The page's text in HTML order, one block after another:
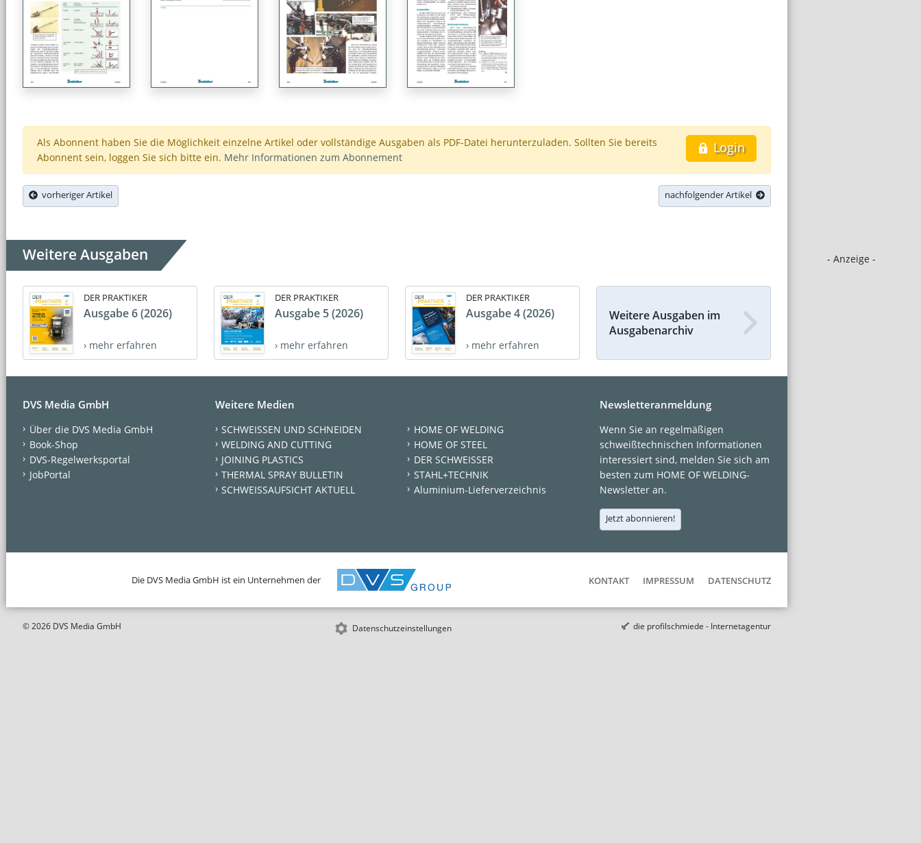
- Anzeige -
Login
Als Abonnent haben Sie die Möglichkeit einzelne Artikel oder vollständige Ausgaben als PDF-Datei herunterzuladen. Sollten Sie bereits
Abonnent sein, loggen Sie sich bitte ein. Mehr Informationen zum Abonnement
vorheriger Artikel nachfolgender Artikel
Weitere Ausgaben
DER PRAKTIKER
Ausgabe 6 (2026)
› mehr erfahren
DER PRAKTIKER
Ausgabe 5 (2026)
› mehr erfahren
DER PRAKTIKER
Ausgabe 4 (2026)
› mehr erfahren
Weitere Ausgaben im
Ausgabenarchiv
DVS Media GmbH
Über die DVS Media GmbH
Book-Shop
DVS-Regelwerksportal
JobPortal
Weitere Medien
SCHWEISSEN UND SCHNEIDEN
WELDING AND CUTTING
JOINING PLASTICS
THERMAL SPRAY BULLETIN
SCHWEISSAUFSICHT AKTUELL
HOME OF WELDING
HOME OF STEEL
DER SCHWEISSER
STAHL+TECHNIK
Aluminium-Lieferverzeichnis
Newsletteranmeldung
Wenn Sie an regelmäßigen
schweißtechnischen Informationen
interessiert sind, melden Sie sich am
besten zum HOME OF WELDING-
Newsletter an.
Jetzt abonnieren!
Die DVS Media GmbH ist ein Unternehmen der KONTAKT IMPRESSUM DATENSCHUTZ
© 2026 DVS Media GmbH Datenschutzeinstellungen die profilschmiede - Internetagentur